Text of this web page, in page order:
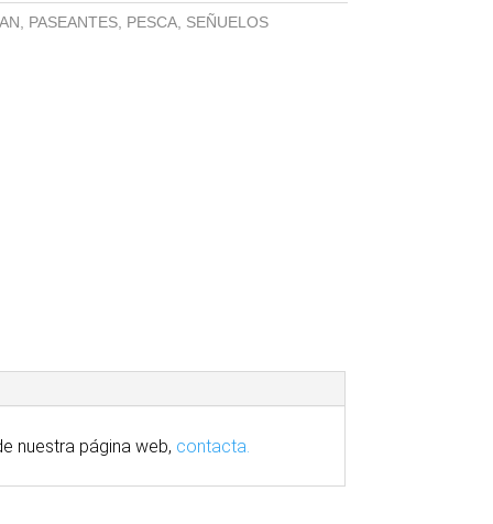
, PASEANTES, PESCA, SEÑUELOS
nuestra página web, contacta.